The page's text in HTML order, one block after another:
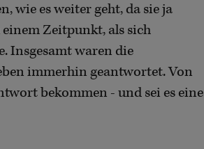
wie es weiter geht, da sie ja
Zeitpunkt, als sich
Insgesamt waren die
immerhin geantwortet. Von
bekommen - und sei es eine